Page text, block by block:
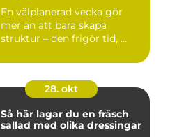
En välplanerad vecka gör
mer än att bara skapa
struktur – den frigör tid, ...
28. okt
Så här lagar du en fräsch
sallad med olika dressingar